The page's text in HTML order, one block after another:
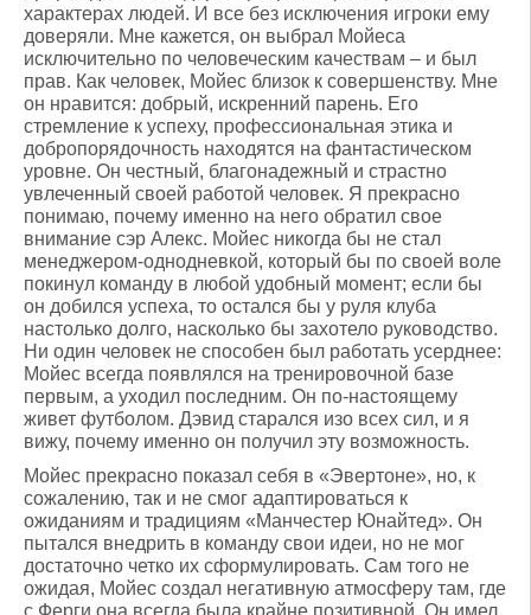
характерах людей. И все без исключения игроки ему
доверяли. Мне кажется, он выбрал Мойеса
исключительно по человеческим качествам – и был
прав. Как человек, Мойес близок к совершенству. Мне
он нравится: добрый, искренний парень. Его
стремление к успеху, профессиональная этика и
добропорядочность находятся на фантастическом
уровне. Он честный, благонадежный и страстно
увлеченный своей работой человек. Я прекрасно
понимаю, почему именно на него обратил свое
внимание сэр Алекс. Мойес никогда бы не стал
менеджером-однодневкой, который бы по своей воле
покинул команду в любой удобный момент; если бы
он добился успеха, то остался бы у руля клуба
настолько долго, насколько бы захотело руководство.
Ни один человек не способен был работать усерднее:
Мойес всегда появлялся на тренировочной базе
первым, а уходил последним. Он по-настоящему
живет футболом. Дэвид старался изо всех сил, и я
вижу, почему именно он получил эту возможность.
Мойес прекрасно показал себя в «Эвертоне», но, к
сожалению, так и не смог адаптироваться к
ожиданиям и традициям «Манчестер Юнайтед». Он
пытался внедрить в команду свои идеи, но не мог
достаточно четко их сформулировать. Сам того не
ожидая, Мойес создал негативную атмосферу там, где
с Ферги она всегда была крайне позитивной. Он имел